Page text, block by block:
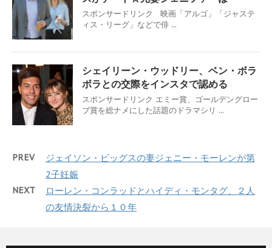
スポンサードリンク 映画「アルゴ」「ジャステ
ィス・リーグ」などで俳 ...
シェイリーン・ウッドリー、ベン・ボラ
ボラとの交際をインスタで認める
スポンサードリンク エミー賞、ゴールデングロー
ブ賞を総ナメにした話題のドラマシリ ...
PREV
ジェイソン・ビッグスの妻ジェニー・モーレンが第
2子妊娠
NEXT
ローレン・コンラッドとハイディ・モンタグ、２人
の友情決裂から１０年